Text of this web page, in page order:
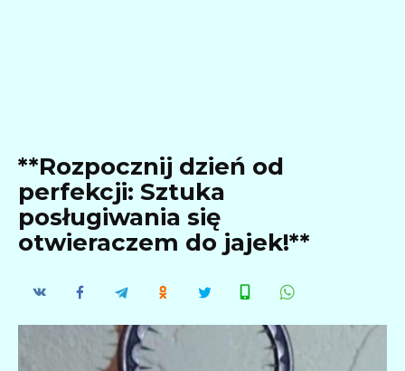
**Rozpocznij dzień od
perfekcji: Sztuka
posługiwania się
otwieraczem do jajek!**